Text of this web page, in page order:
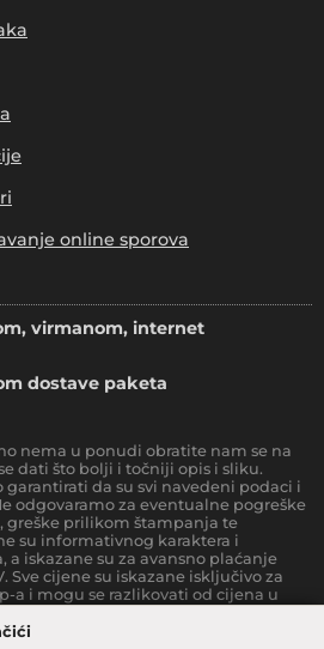
online sporova
virmanom, internet
dostave paketa
nema u ponudi obratite nam se na
dati što bolji i točniji opis i sliku.
da su svi navedeni podaci i
odgovaramo za eventualne pogreške
greške prilikom štampanja te
su informativnog karaktera i
iskazane su za avansno plaćanje
Sve cijene su iskazane isključivo za
a i mogu se razlikovati od cijena u